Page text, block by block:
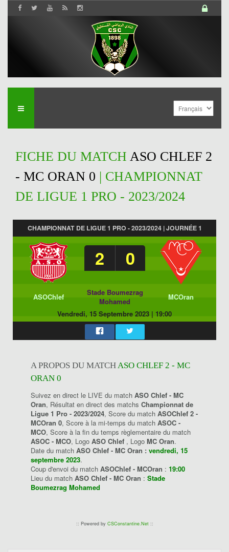
FICHE DU MATCH ASO CHLEF 2
- MC ORAN 0 | CHAMPIONNAT
DE LIGUE 1 PRO - 2023/2024
CHAMPIONNAT DE LIGUE 1 PRO - 2023/2024 | JOURNÉE 1
2 0
ASOChlef
Stade Boumezrag
Mohamed
MCOran
Vendredi, 15 Septembre 2023 | 19:00
A PROPOS DU MATCHASO CHLEF 2 - MC
ORAN 0
Suivez en direct le LIVE du match ASO Chlef - MC
Oran, Résultat en direct des matchs Championnat de
Ligue 1 Pro - 2023/2024, Score du match ASOChlef 2 -
MCOran 0, Score à la mi-temps du match ASOC -
MCO, Score à la fin du temps règlementaire du match
ASOC - MCO, Logo ASO Chlef , Logo MC Oran.
Date du match ASO Chlef - MC Oran : vendredi, 15
septembre 2023.
Coup d'envoi du match ASOChlef - MCOran : 19:00
Lieu du match ASO Chlef - MC Oran : Stade
Boumezrag Mohamed
:: Powered by CSConstantine.Net::